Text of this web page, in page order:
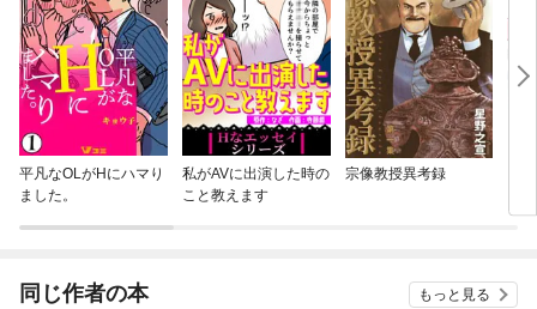
平凡なOLがHにハマり
ました。
私がAVに出演した時の
こと教えます
宗像教授異考録
同じ作者の本 もっと見る